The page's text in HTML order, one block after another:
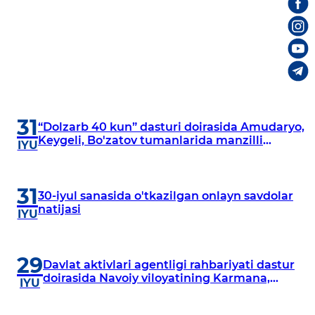
31
IYU
“Dolzarb 40 kun” dasturi doirasida Amudaryo,
Keygeli, Bo'zatov tumanlarida manzilli
31
IYU
30-iyul sanasida o'tkazilgan onlayn savdolar
natijasi
29
IYU
Davlat aktivlari agentligi rahbariyati dastur
doirasida Navoiy viloyatining Karmana,